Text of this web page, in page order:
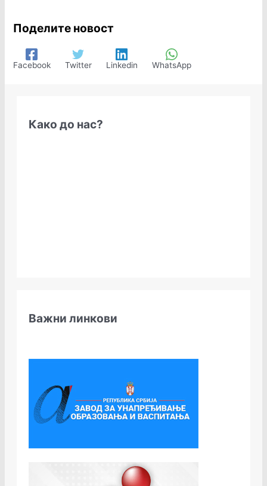
Поделите новост
Facebook Twitter Linkedin WhatsApp
Како до нас?
Важни линкови